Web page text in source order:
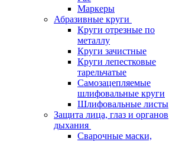
Маркеры
Абразивные круги
Круги отрезные по
металлу
Круги зачистные
Круги лепестковые
тарельчатые
Самозацепляемые
шлифовальные круги
Шлифовальные листы
Защита лица, глаз и органов
дыхания
Сварочные маски,